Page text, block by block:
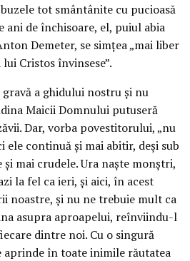
tot smântânite cu pucioasă
ani de închisoare, el, puiul abia
Demeter, se simțea „mai liber
lui Cristos învinsese”.
a ghidului nostru și nu
Maicii Domnului putuseră
Dar, vorba povestitorului, „nu
ele continuă și mai abitir, deși sub
mai crudele. Ura naște monștri,
la fel ca ieri, și aici, în acest
noastre, și nu ne trebuie mult ca
asupra aproapelui, reînviindu-l
dintre noi. Cu o singură
aprinde în toate inimile răutatea